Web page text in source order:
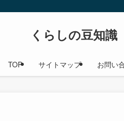
くらしの豆知識
TOP サイトマップ お問い